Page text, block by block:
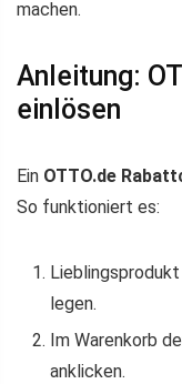
machen.
Anleitung:
einlösen
Ein OTTO.de
So funktioniert es:
Lieblingsprodukt
legen.
Im Warenkorb
anklicken.